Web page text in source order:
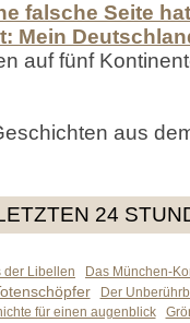
falsche Seite hat
Mein
auf fünf
aus
24
der Libellen Das München-
Der
für einen augenblick